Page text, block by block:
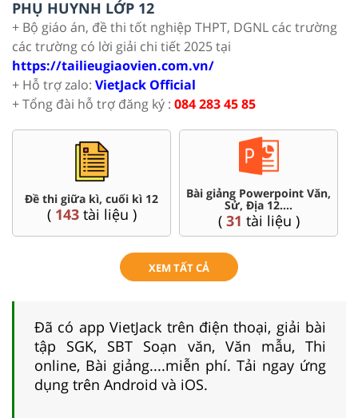
PHỤ HUYNH LỚP 12
+ Bộ giáo án, đề thi tốt nghiệp THPT, DGNL các trường
các trường có lời giải chi tiết 2025 tại
https://tailieugiaovien.com.vn/
+ Hỗ trợ zalo: VietJack Official
+ Tổng đài hỗ trợ đăng ký : 084 283 45 85
Đề thi giữa kì, cuối kì 12
( 143tài liệu )
Bài giảng Powerpoint Văn,
Sử, Địa 12....
( 31 tài liệu )
XEM TẤT CẢ
Đã có app VietJack trên điện thoại, giải bài
tập SGK, SBT Soạn văn, Văn mẫu, Thi
online, Bài giảng....miễn phí. Tải ngay ứng
dụng trên Android và iOS.